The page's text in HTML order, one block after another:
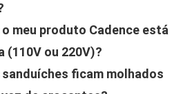
o meu produto Cadence está
(110V ou 220V)?
sanduíches ficam molhados